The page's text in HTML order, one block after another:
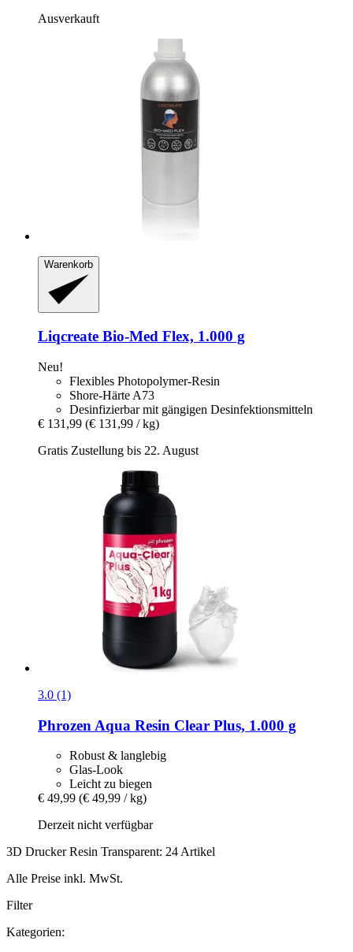
Ausverkauft
Warenkorb
Liqcreate Bio-​Med Flex, 1.000 g
Neu!
Flexibles Photopolymer-Resin
Shore-Härte A73
Desinfizierbar mit gängigen Desinfektionsmitteln
€ 131,99 (€ 131,99 / kg)
Gratis Zustellung bis 22. August
3.0 (1)
Phrozen Aqua Resin Clear Plus, 1.000 g
Robust & langlebig
Glas-Look
Leicht zu biegen
€ 49,99 (€ 49,99 / kg)
Derzeit nicht verfügbar
3D Drucker Resin Transparent: 24 Artikel
Alle Preise inkl. MwSt.
Filter
Kategorien: